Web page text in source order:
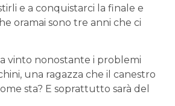
e a conquistarci la finale e
oramai sono tre anni che ci
vinto nonostante i problemi
una ragazza che il canestro
sta? E soprattutto sarà del